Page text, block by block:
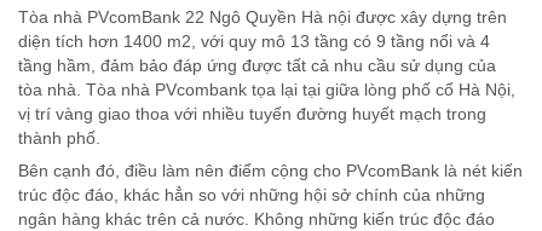
Tòa nhà PVcomBank 22 Ngô Quyền Hà nội được xây dựng trên
diện tích hơn 1400 m2, với quy mô 13 tầng có 9 tầng nổi và 4
tầng hầm, đảm bảo đáp ứng được tất cả nhu cầu sử dụng của
tòa nhà. Tòa nhà PVcombank tọa lại tại giữa lòng phố cổ Hà Nội,
vị trí vàng giao thoa với nhiều tuyến đường huyết mạch trong
thành phố.
Bên cạnh đó, điều làm nên điểm cộng cho PVcomBank là nét kiến
trúc độc đáo, khác hẳn so với những hội sở chính của những
ngân hàng khác trên cả nước. Không những kiến trúc độc đáo